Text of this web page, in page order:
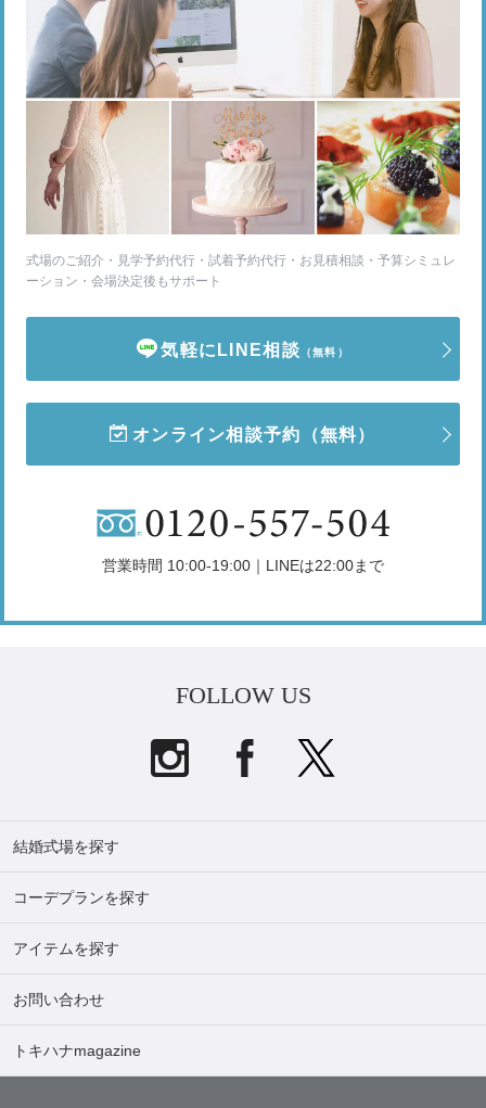
式場のご紹介・見学予約代行・試着予約代行・お見積相談・予算シミュレ
ーション・会場決定後もサポート
気軽にLINE相談 （無料）
オンライン相談予約 （無料）
営業時間 10:00-19:00｜LINEは22:00まで
FOLLOW US
結婚式場を探す
コーデプランを探す
アイテムを探す
お問い合わせ
トキハナmagazine